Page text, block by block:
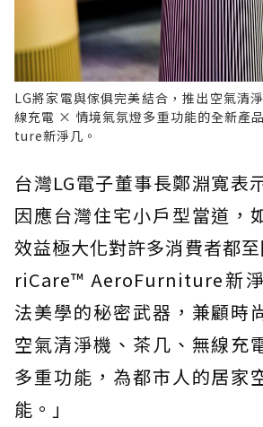
LG將家電與傢俱完美結合，推出空氣
線充電 × 情境氣氛燈多重功能的全新
ture新淨几。
台灣LG電子董事長鄭淵寬表
因應台灣住宅小戶型當道，
效益極大化對許多消費者都
riCare™ AeroFurniture新
法美學的秘密武器，兼顧時
空氣清淨機、茶几、無線充
多重功能，為都市人的居家
能。」